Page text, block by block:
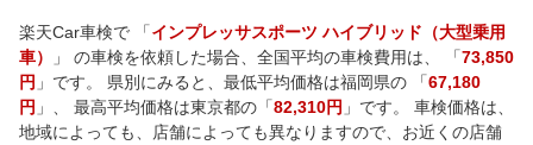
楽天Car車検で 「インプレッサスポーツ ハイブリッド（大型乗用
車）
」 の車検を依頼した場合、全国平均の車検費用は、 「73,850
円 」です。 県別にみると、最低平均価格は福岡県の 「67,180
円 」、 最高平均価格は東京都の「82,310円 」です。 車検価格は、
地域によっても、店舗によっても異なりますので、お近くの店舗